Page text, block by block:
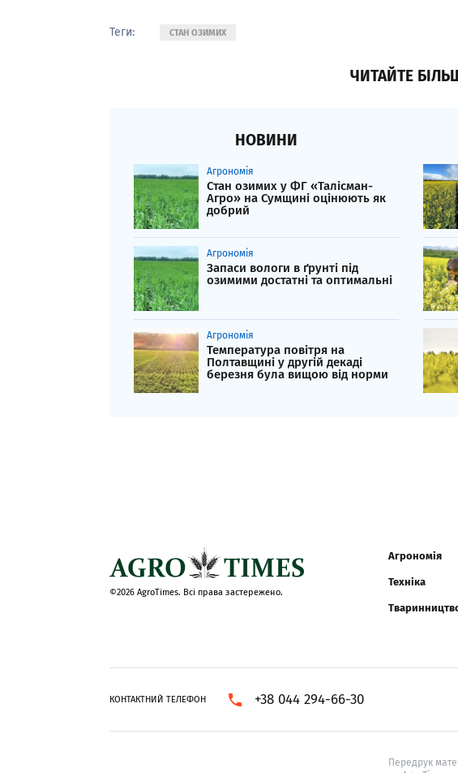
Теги: СТАН ОЗИМИХ
ЧИТАЙТЕ
НОВИНИ
Агрономія
Стан озимих у ФГ «Талісман-
Агро» на Сумщині оцінюють як
добрий
Агрономія
Запаси вологи в ґрунті під
озимими достатні та оптимальні
Агрономія
Температура повітря на
Полтавщині у другій декаді
березня була вищою від норми
©2026 AgroTimes. Всі права застережено.
Агрономія
Техніка
КОНТАКТНИЙ ТЕЛЕФОН +38 044 294-66-30
Передрук